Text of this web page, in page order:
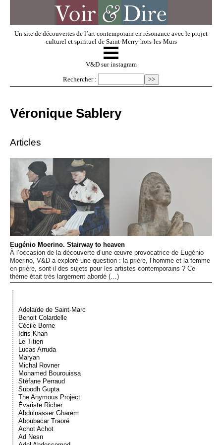
Un site de découvertes de l’art contemporain en résonance avec le projet
culturel et spirituel de Saint-Merry-hors-les-Murs
V & D
Regarder
Dossiers
Événements
Sacré
☰
V&D sur instagram
Rechercher :
Véronique Sablery
Articles
Eugénio Moerino. Stairway to heaven
À l’occasion de la découverte d’une œuvre provocatrice de Eugénio
Moerino, V&D a exploré une question : la prière, l’homme et la femme
en prière, sont-il des sujets pour les artistes contemporains ? Ce
thème était très largement abordé (…)
Adelaïde de Saint-Marc
Benoit Colardelle
Cécile Borne
Idris Khan
Le Titien
Lucas Arruda
Maryan
Michal Rovner
Mohamed Bourouissa
Stéfane Perraud
Subodh Gupta
The Anymous Project
Évariste Richer
Abdulnasser Gharem
Aboubacar Traoré
Achot Achot
Ad Nesn